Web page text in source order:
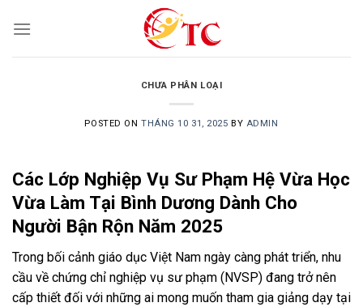
CHƯA PHÂN LOẠI
POSTED ON THÁNG 10 31, 2025 BY ADMIN
Các Lớp Nghiệp Vụ Sư Phạm Hệ Vừa Học
Vừa Làm Tại Bình Dương Dành Cho
Người Bận Rộn Năm 2025
Trong bối cảnh giáo dục Việt Nam ngày càng phát triển, nhu
cầu về chứng chỉ nghiệp vụ sư phạm (NVSP) đang trở nên
cấp thiết đối với những ai mong muốn tham gia giảng dạy tại